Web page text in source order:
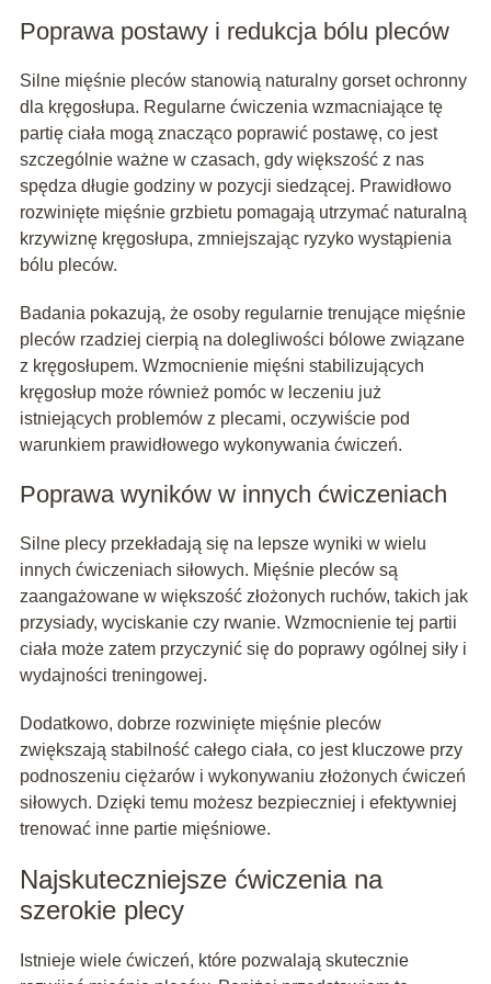
Poprawa postawy i redukcja bólu pleców
Silne mięśnie pleców stanowią naturalny gorset ochronny
dla kręgosłupa. Regularne ćwiczenia wzmacniające tę
partię ciała mogą znacząco poprawić postawę, co jest
szczególnie ważne w czasach, gdy większość z nas
spędza długie godziny w pozycji siedzącej. Prawidłowo
rozwinięte mięśnie grzbietu pomagają utrzymać naturalną
krzywiznę kręgosłupa, zmniejszając ryzyko wystąpienia
bólu pleców.
Badania pokazują, że osoby regularnie trenujące mięśnie
pleców rzadziej cierpią na dolegliwości bólowe związane
z kręgosłupem. Wzmocnienie mięśni stabilizujących
kręgosłup może również pomóc w leczeniu już
istniejących problemów z plecami, oczywiście pod
warunkiem prawidłowego wykonywania ćwiczeń.
Poprawa wyników w innych ćwiczeniach
Silne plecy przekładają się na lepsze wyniki w wielu
innych ćwiczeniach siłowych. Mięśnie pleców są
zaangażowane w większość złożonych ruchów, takich jak
przysiady, wyciskanie czy rwanie. Wzmocnienie tej partii
ciała może zatem przyczynić się do poprawy ogólnej siły i
wydajności treningowej.
Dodatkowo, dobrze rozwinięte mięśnie pleców
zwiększają stabilność całego ciała, co jest kluczowe przy
podnoszeniu ciężarów i wykonywaniu złożonych ćwiczeń
siłowych. Dzięki temu możesz bezpieczniej i efektywniej
trenować inne partie mięśniowe.
Najskuteczniejsze ćwiczenia na
szerokie plecy
Istnieje wiele ćwiczeń, które pozwalają skutecznie